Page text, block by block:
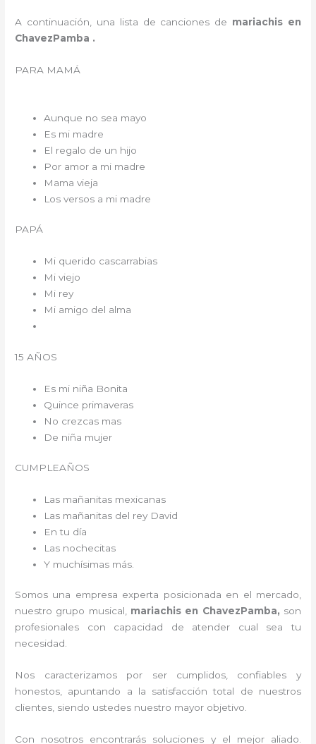
A continuación, una lista de canciones de mariachis en
ChavezPamba .
PARA MAMÁ
Aunque no sea mayo
Es mi madre
El regalo de un hijo
Por amor a mi madre
Mama vieja
Los versos a mi madre
PAPÁ
Mi querido cascarrabias
Mi viejo
Mi rey
Mi amigo del alma
15 AÑOS
Es mi niña Bonita
Quince primaveras
No crezcas mas
De niña mujer
CUMPLEAÑOS
Las mañanitas mexicanas
Las mañanitas del rey David
En tu día
Las nochecitas
Y muchísimas más.
Somos una empresa experta posicionada en el mercado,
nuestro grupo musical, mariachis en ChavezPamba, son
profesionales con capacidad de atender cual sea tu
necesidad.
Nos caracterizamos por ser cumplidos, confiables y
honestos, apuntando a la satisfacción total de nuestros
clientes, siendo ustedes nuestro mayor objetivo.
Con nosotros encontrarás soluciones y el mejor aliado.